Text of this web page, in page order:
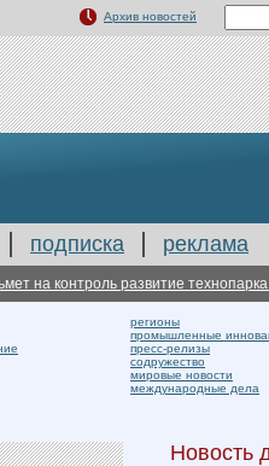
Архив новостей
подписка реклама
контроль развитие технопарка в
регионы
промышленные
пресс-релизы
содружество
мировые новости
международные дела
Новость